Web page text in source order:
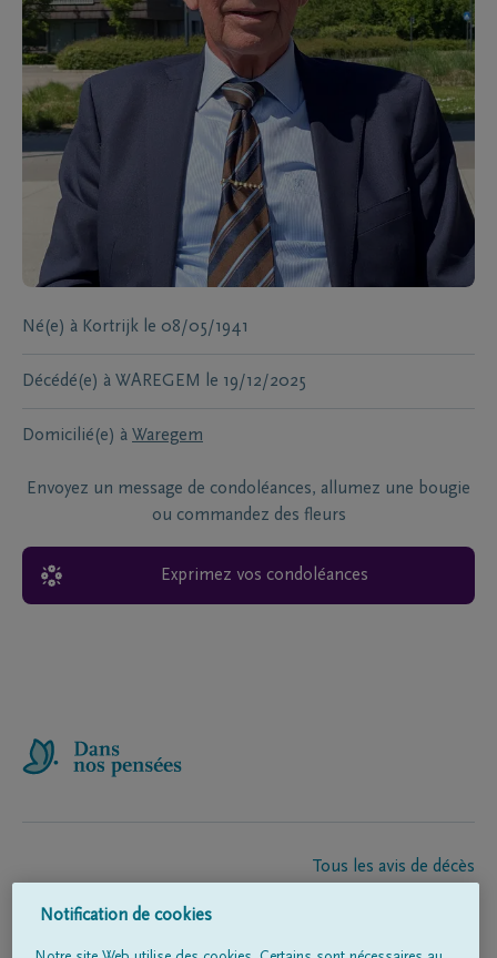
Né(e) à Kortrijk le 08/05/1941
Décédé(e) à WAREGEM le 19/12/2025
Domicilié(e) à Waregem
Envoyez un message de condoléances, allumez une bougie
ou commandez des fleurs
Exprimez vos condoléances
Tous les avis de décès
Entrepreneur de pompes funèbres
Notification de cookies